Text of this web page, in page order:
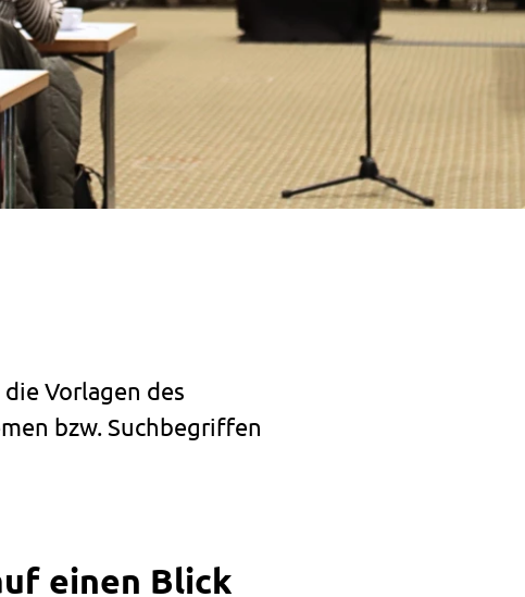
Vorlagen des
bzw. Suchbegriffen
einen Blick